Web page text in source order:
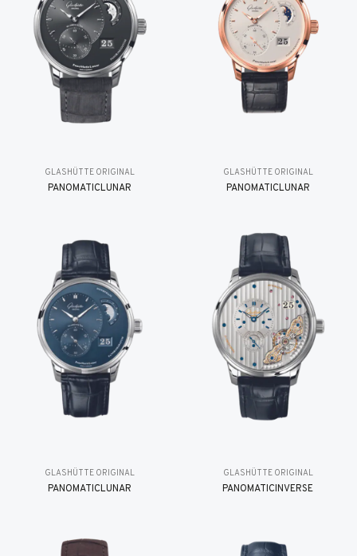
GLASHÜTTE ORIGINAL
PANOMATICLUNAR
GLASHÜTTE ORIGINAL
PANOMATICLUNAR
GLASHÜTTE ORIGINAL
PANOMATICLUNAR
GLASHÜTTE ORIGINAL
PANOMATICINVERSE